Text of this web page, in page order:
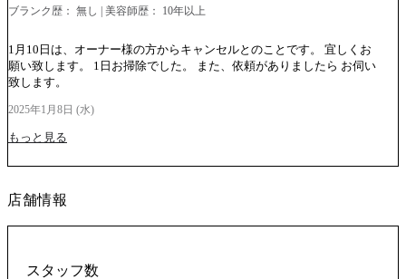
ブランク歴： 無し | 美容師歴： 10年以上
1月10日は、オーナー様の方からキャンセルとのことです。 宜しくお
願い致します。 1日お掃除でした。 また、依頼がありましたら お伺い
致します。
2025年1月8日 (水)
もっと見る
店舗情報
スタッフ数